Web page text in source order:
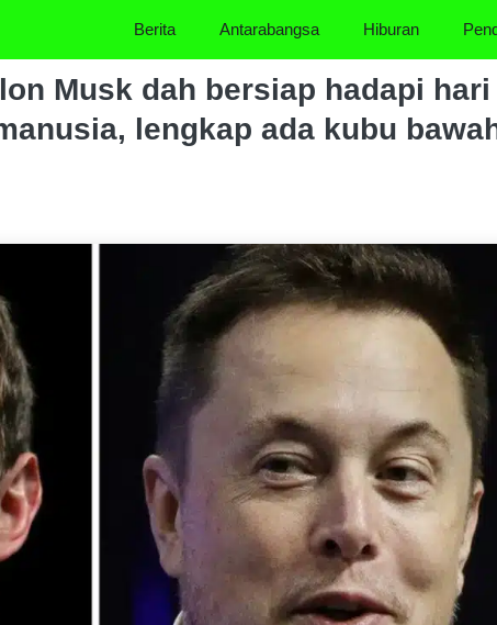
Berita Antarabangsa Hiburan
Musk dah bersiap hadapi hari
lengkap ada kubu